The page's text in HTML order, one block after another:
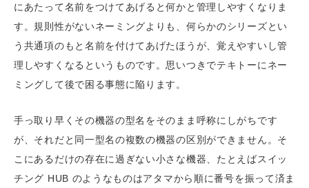
にあたって名前をつけてあげると何かと管理しやすくなりま
す。規則性がないネーミングよりも、何らかのシリーズとい
う共通項のもと名前を付けてあげたほうが、覚えやすいし管
理しやすくなるというものです。思いつきでテキトーにネー
ミングして後で困る事態に陥ります。
手っ取り早くその機器の型名をそのまま呼称にしがちです
が、それだと同一型名の複数の機器の区別ができません。そ
こにあるだけの存在に過ぎない小さな機器、たとえばスイッ
チング HUB のようなものはアタマから順に番号を振って済ま